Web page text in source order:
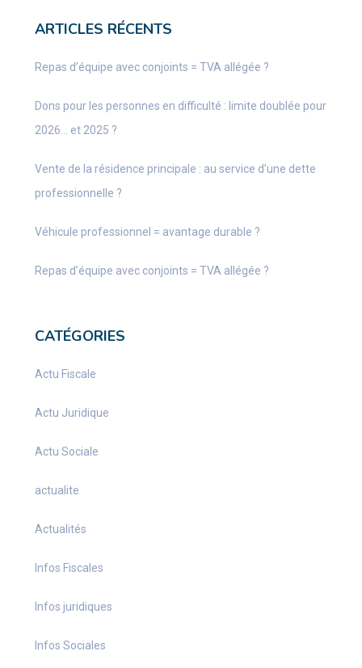
ARTICLES RÉCENTS
Repas d’équipe avec conjoints = TVA allégée ?
Dons pour les personnes en difficulté : limite doublée pour
2026… et 2025 ?
Vente de la résidence principale : au service d’une dette
professionnelle ?
Véhicule professionnel = avantage durable ?
Repas d’équipe avec conjoints = TVA allégée ?
CATÉGORIES
Actu Fiscale
Actu Juridique
Actu Sociale
actualite
Actualités
Infos Fiscales
Infos juridiques
Infos Sociales